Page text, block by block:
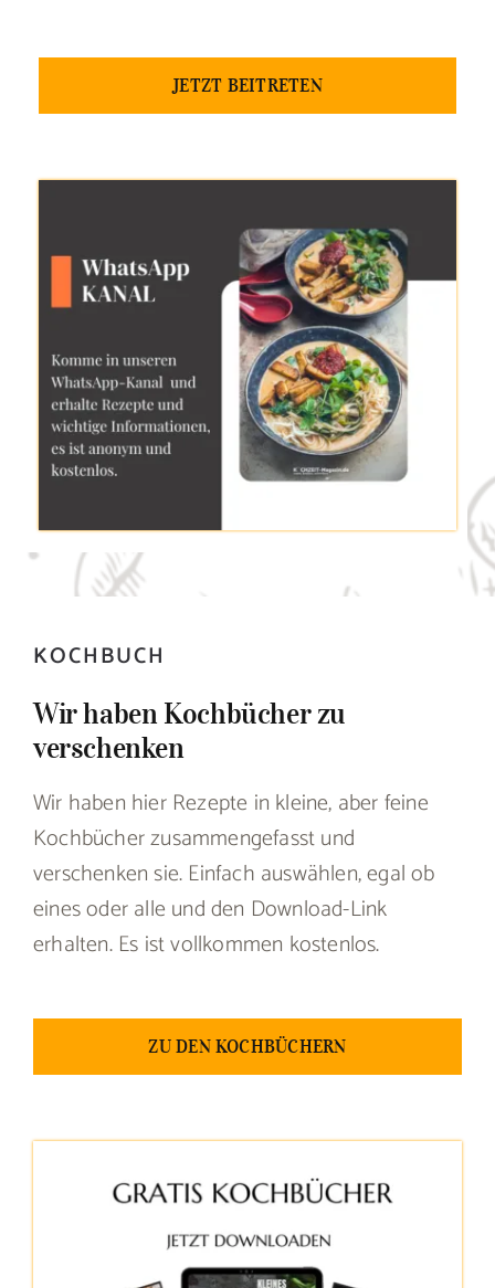
JETZT BEITRETEN
KOCHBUCH
Wir haben Kochbücher zu
verschenken
Wir haben hier Rezepte in kleine, aber feine
Kochbücher zusammengefasst und
verschenken sie. Einfach auswählen, egal ob
eines oder alle und den Download-Link
erhalten. Es ist vollkommen kostenlos.
ZU DEN KOCHBÜCHERN